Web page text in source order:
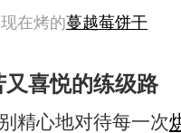
在烤的蔓越莓饼干
又喜悦的练级路
精心地对待每一次